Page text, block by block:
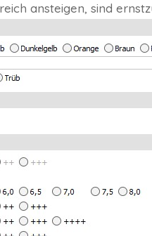
ansteigen, sind